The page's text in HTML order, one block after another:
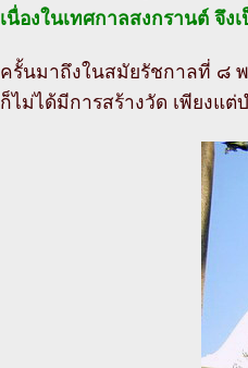
เนื่องในเทศกาลสงกรานต์ จึ
ครั้นมาถึงในสมัยรัชกาลที่ ๘
ก็ไม่ได้มีการสร้างวัด เพียงแ